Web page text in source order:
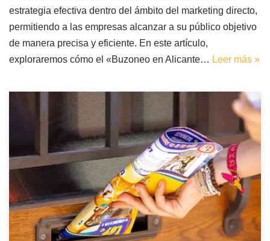
estrategia efectiva dentro del ámbito del marketing directo,
permitiendo a las empresas alcanzar a su público objetivo
de manera precisa y eficiente. En este artículo,
exploraremos cómo el «Buzoneo en Alicante… Leer más »